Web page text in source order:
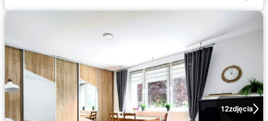
12zdjęcia